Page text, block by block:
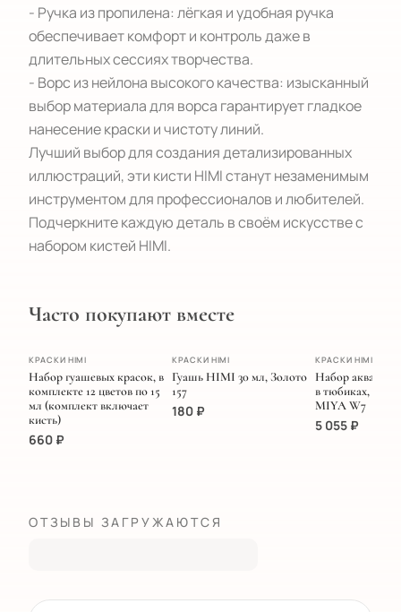
- Ручка из пропилена: лёгкая и удобная ручка
обеспечивает комфорт и контроль даже в
длительных сессиях творчества.
- Ворс из нейлона высокого качества: изысканный
выбор материала для ворса гарантирует гладкое
нанесение краски и чистоту линий.
Лучший выбор для создания детализированных
иллюстраций, эти кисти HIMI станут незаменимым
инструментом для профессионалов и любителей.
Подчеркните каждую деталь в своём искусстве с
набором кистей HIMI.
Часто покупают вместе
ХИТ
КРАСКИ HIMI
Набор гуашевых красок, в
комплекте 12 цветов по 15
мл (комплект включает
кисть)
660 ₽
ПОПУЛЯРНОЕ
КРАСКИ HIMI
Гуашь HIMI 30 мл, Золото
157
180 ₽
ЭКСКЛЮЗИВ
КРАСКИ HIMI
Набор
в тюбиках, 5 мл/
MIYA W7
5 055 ₽
ОТЗЫВЫ ЗАГРУЖАЮТСЯ